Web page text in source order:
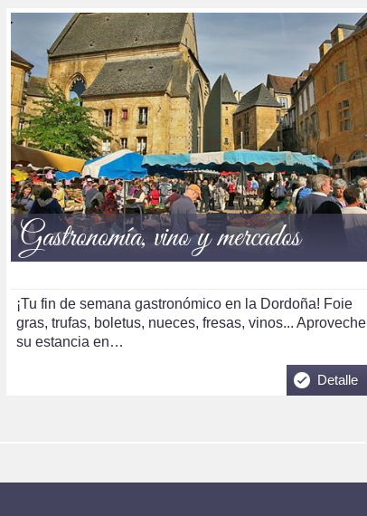
Gastronomía, vino y mercados
¡Tu fin de semana gastronómico en la Dordoña! Foie
gras, trufas, boletus, nueces, fresas, vinos... Aproveche
su estancia en…
Detalle